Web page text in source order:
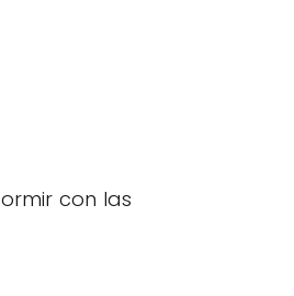
con las